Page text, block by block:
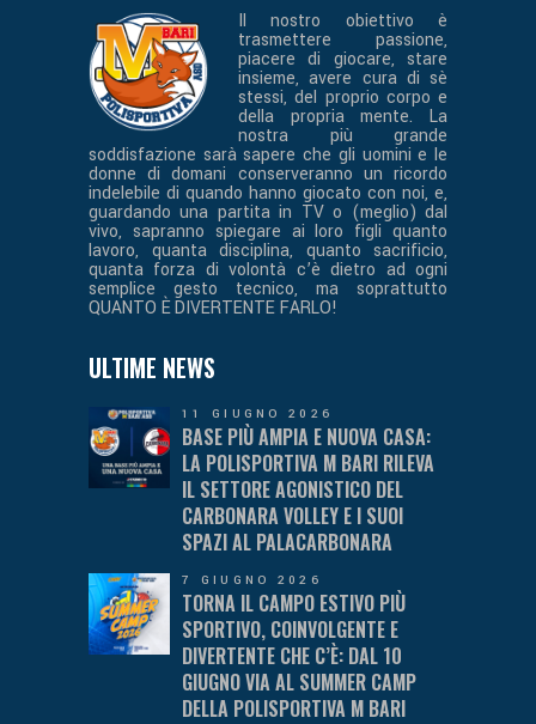
Il nostro obiettivo è
trasmettere passione,
piacere di giocare, stare
insieme, avere cura di sè
stessi, del proprio corpo e
della propria mente. La
nostra più grande
soddisfazione sarà sapere che gli uomini e le
donne di domani conserveranno un ricordo
indelebile di quando hanno giocato con noi, e,
guardando una partita in TV o (meglio) dal
vivo, sapranno spiegare ai loro figli quanto
lavoro, quanta disciplina, quanto sacrificio,
quanta forza di volontà c’è dietro ad ogni
semplice gesto tecnico, ma soprattutto
QUANTO È DIVERTENTE FARLO!
ULTIME NEWS
11 GIUGNO 2026
BASE PIÙ AMPIA E NUOVA CASA:
LA POLISPORTIVA M BARI RILEVA
IL SETTORE AGONISTICO DEL
CARBONARA VOLLEY E I SUOI
SPAZI AL PALACARBONARA
7 GIUGNO 2026
TORNA IL CAMPO ESTIVO PIÙ
SPORTIVO, COINVOLGENTE E
DIVERTENTE CHE C’È: DAL 10
GIUGNO VIA AL SUMMER CAMP
DELLA POLISPORTIVA M BARI